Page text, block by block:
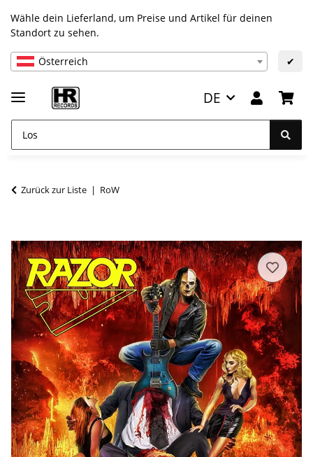
Wähle dein Lieferland, um Preise und Artikel für deinen
Standort zu sehen.
Österreich ✔
DE
Zurück zur Liste RoW